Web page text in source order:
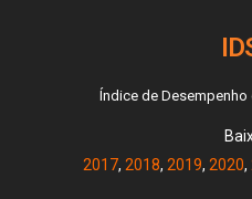
Índice de Desempenho
2017, 2018, 2019, 2020,